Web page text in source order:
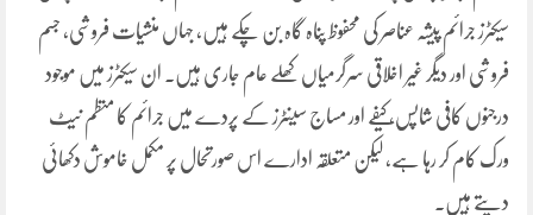
سیکٹرز جرائم پیشہ عناصر کی محفوظ پناہ گاہ بن چکے ہیں، جہاں منشیات فروشی، جسم
فروشی اور دیگر غیر اخلاقی سرگرمیاں کھلے عام جاری ہیں۔ ان سیکٹرز میں موجود
درجنوں کافی شاپس، کیفے اور مساج سینٹرز کے پردے میں جرائم کا منظم نیٹ
ورک کام کر رہا ہے، لیکن متعلقہ ادارے اس صورتحال پر مکمل خاموش دکھائی
دیتے ہیں۔